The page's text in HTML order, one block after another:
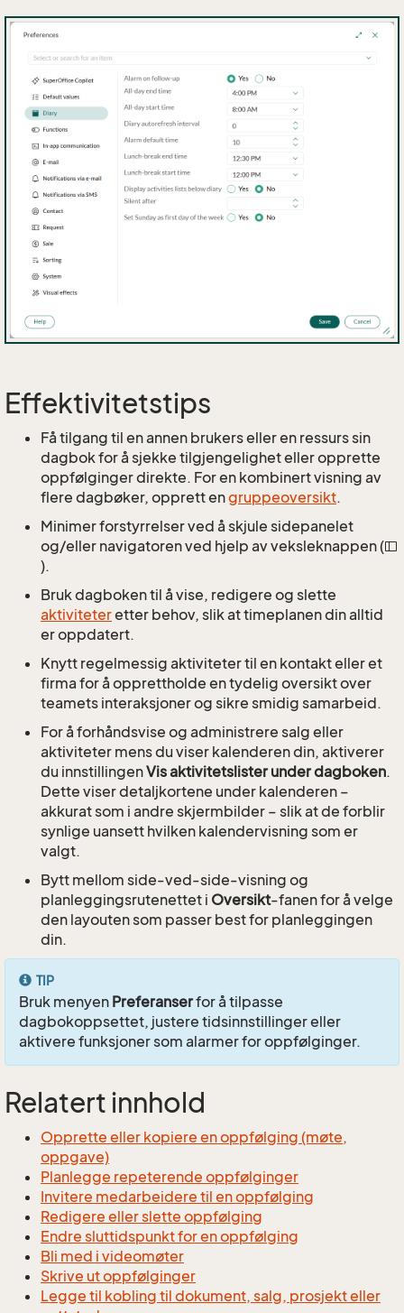
Effektivitetstips
Få tilgang til en annen brukers eller en ressurs sin
dagbok for å sjekke tilgjengelighet eller opprette
oppfølginger direkte. For en kombinert visning av
flere dagbøker, opprett engruppeoversikt.
Minimer forstyrrelser ved å skjule sidepanelet
og/eller navigatoren ved hjelp av veksleknappen (
).
Bruk dagboken til å vise, redigere og slette
aktiviteteretter behov, slik at timeplanen din alltid
er oppdatert.
Knytt regelmessig aktiviteter til en kontakt eller et
firma for å opprettholde en tydelig oversikt over
teamets interaksjoner og sikre smidig samarbeid.
For å forhåndsvise og administrere salg eller
aktiviteter mens du viser kalenderen din, aktiverer
du innstillingenVis aktivitetslister under dagboken.
Dette viser detaljkortene under kalenderen –
akkurat som i andre skjermbilder – slik at de forblir
synlige uansett hvilken kalendervisning som er
valgt.
Bytt mellom side-ved-side-visning og
planleggingsrutenettet i Oversikt-fanen for å velge
den layouten som passer best for planleggingen
din.
TIP
Bruk menyen Preferanserfor å tilpasse
dagbokoppsettet, justere tidsinnstillinger eller
aktivere funksjoner som alarmer for oppfølginger.
Relatert innhold
Opprette eller kopiere en oppfølging (møte,
oppgave)
Planlegge repeterende oppfølginger
Invitere medarbeidere til en oppfølging
Redigere eller slette oppfølging
Endre sluttidspunkt for en oppfølging
Bli med i videomøter
Skrive ut oppfølginger
Legge til kobling til dokument, salg, prosjekt eller